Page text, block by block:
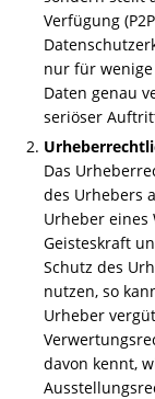
Verfügung
nur für
Daten genau
seriöser
Das
des Urhebers
Urheber eines
Geisteskraft
Schutz des
nutzen, so
Urheber
davon kennt,